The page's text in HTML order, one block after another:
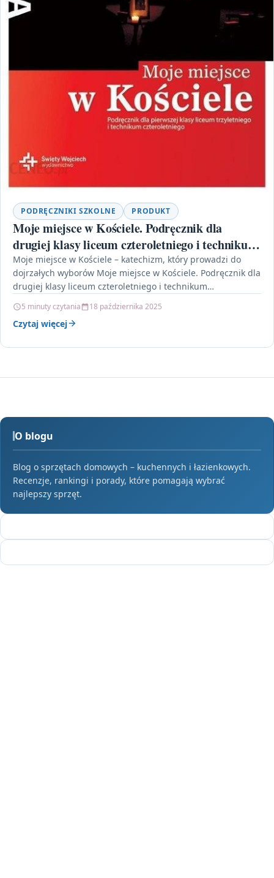
PODRĘCZNIKI SZKOLNE PRODUKT
Moje miejsce w Kościele. Podręcznik dla
drugiej klasy liceum czteroletniego i technikum
pięcioletniego
Moje miejsce w Kościele – katechizm, który prowadzi do
dojrzałych wyborów Moje miejsce w Kościele. Podręcznik dla
drugiej klasy liceum czteroletniego i technikum
5 minuty czytania 18 października 2025
Czytaj więcej
O blogu
Blog o sprzętach domowych – kuchennych i łazienkowych.
Recenzje, rankingi i porady, które pomagają wybrać
najlepszy sprzęt.